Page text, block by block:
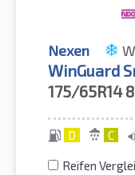
Nexen
WinGuard
175/65R14
D C
Reifen